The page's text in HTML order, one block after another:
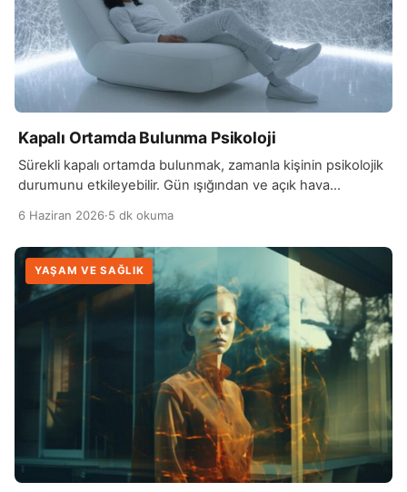
Kapalı Ortamda Bulunma Psikoloji
Sürekli kapalı ortamda bulunmak, zamanla kişinin psikolojik
durumunu etkileyebilir. Gün ışığından ve açık hava
6 Haziran 2026·5 dk okuma
YAŞAM VE SAĞLIK